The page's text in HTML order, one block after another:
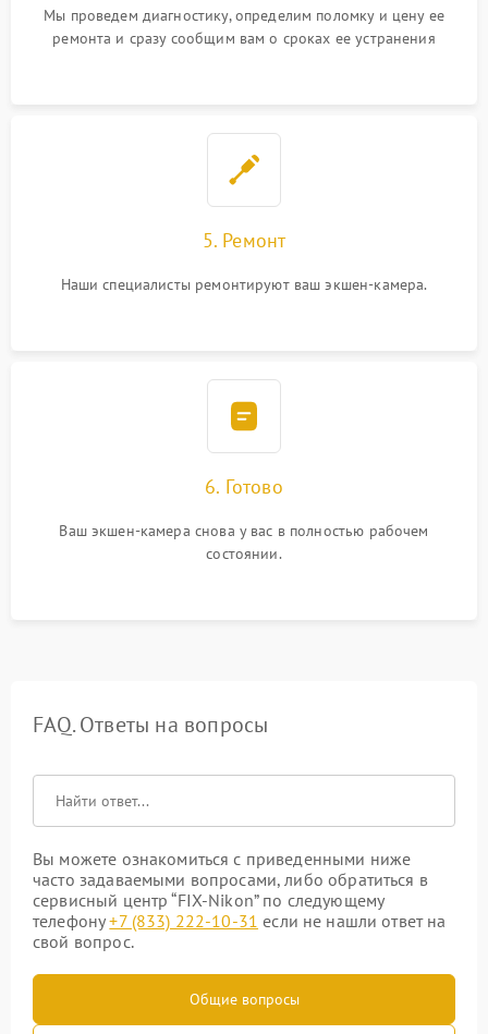
Мы проведем диагностику, определим поломку и цену ее
ремонта и сразу сообщим вам о сроках ее устранения
5. Ремонт
Наши специалисты ремонтируют ваш экшен-камера.
6. Готово
Ваш экшен-камера снова у вас в полностью рабочем
состоянии.
FAQ. Ответы на вопросы
Вы можете ознакомиться с приведенными ниже
часто задаваемыми вопросами, либо обратиться в
сервисный центр “FIX-Nikon” по следующему
телефону+7 (833) 222-10-31 если не нашли ответ на
свой вопрос.
Общие вопросы